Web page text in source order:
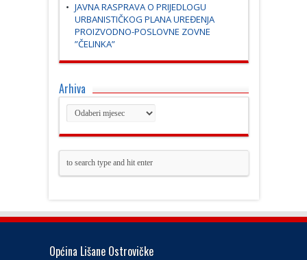
JAVNA RASPRAVA O PRIJEDLOGU
URBANISTIČKOG PLANA UREĐENJA
PROIZVODNO-POSLOVNE ZOVNE
”ČELINKA”
Arhiva
Općina Lišane Ostrovičke